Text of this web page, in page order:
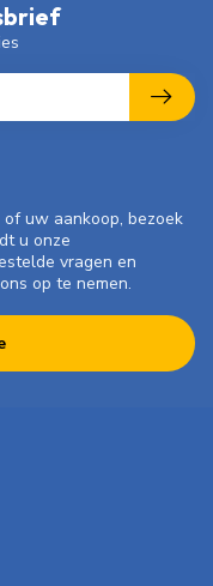
uw aankoop, bezoek
u onze
vragen en
op te nemen.